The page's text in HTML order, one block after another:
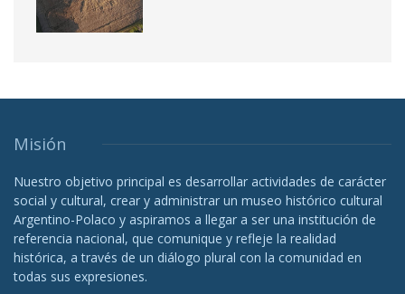
Misión
Nuestro objetivo principal es desarrollar actividades de carácter
social y cultural, crear y administrar un museo histórico cultural
Argentino-Polaco y aspiramos a llegar a ser una institución de
referencia nacional, que comunique y refleje la realidad
histórica, a través de un diálogo plural con la comunidad en
todas sus expresiones.